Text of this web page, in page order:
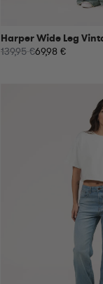
Harper Wide Leg
139,95 €69,98 €